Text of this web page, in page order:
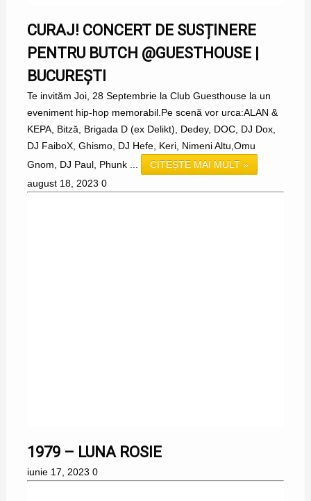
CURAJ! CONCERT DE SUSȚINERE
PENTRU BUTCH @GUESTHOUSE |
BUCUREȘTI
Te invităm Joi, 28 Septembrie la Club Guesthouse la un
eveniment hip-hop memorabil.Pe scenă vor urca:ALAN &
KEPA, Bitză, Brigada D (ex Delikt), Dedey, DOC, DJ Dox,
DJ FaiboX, Ghismo, DJ Hefe, Keri, Nimeni Altu,Omu
Gnom, DJ Paul, Phunk ...
CITEȘTE MAI MULT »
august 18, 2023 0
1979 – LUNA ROSIE
iunie 17, 2023 0